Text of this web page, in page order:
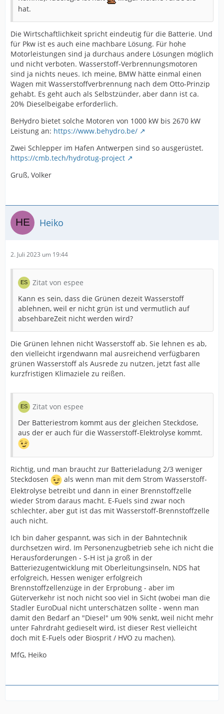
hat.
Die Wirtschaftlichkeit spricht eindeutig für die Batterie. Und
für Pkw ist es auch eine machbare Lösung. Für hohe
Motorleistungen sind ja durchaus andere Lösungen möglich
und nicht verboten. Wasserstoff-Verbrennungsmotoren
sind ja nichts neues. Ich meine, BMW hätte einmal einen
Wagen mit Wasserstoffverbrennung nach dem Otto-Prinzip
gehabt. Es geht auch als Selbstzünder, aber dann ist ca.
20% Dieselbeigabe erforderlich.
BeHydro bietet solche Motoren von 1000 kW bis 2670 kW
Leistung an: https://www.behydro.be/
Zwei Schlepper im Hafen Antwerpen sind so ausgerüstet.
https://cmb.tech/hydrotug-project
Gruß, Volker
Heiko
2. Juli 2023 um 19:44
Zitat von espee
Kann es sein, dass die Grünen dezeit Wasserstoff
ablehnen, weil er nicht grün ist und vermutlich auf
absehbareZeit nicht werden wird?
Die Grünen lehnen nicht Wasserstoff ab. Sie lehnen es ab,
den vielleicht irgendwann mal ausreichend verfügbaren
grünen Wasserstoff als Ausrede zu nutzen, jetzt fast alle
kurzfristigen Klimaziele zu reißen.
Zitat von espee
Der Batteriestrom kommt aus der gleichen Steckdose,
aus der er auch für die Wasserstoff-Elektrolyse kommt.
Richtig, und man braucht zur Batterieladung 2/3 weniger
Steckdosen
als wenn man mit dem Strom Wasserstoff-
Elektrolyse betreibt und dann in einer Brennstoffzelle
wieder Strom daraus macht. E-Fuels sind zwar noch
schlechter, aber gut ist das mit Wasserstoff-Brennstoffzelle
auch nicht.
Ich bin daher gespannt, was sich in der Bahntechnik
durchsetzen wird. Im Personenzugbetrieb sehe ich nicht die
Herausforderungen - S-H ist ja groß in der
Batteriezugentwicklung mit Oberleitungsinseln, NDS hat
erfolgreich, Hessen weniger erfolgreich
Brennstoffzellenzüge in der Erprobung - aber im
Güterverkehr ist noch nicht soo viel in Sicht (wobei man die
Stadler EuroDual nicht unterschätzen sollte - wenn man
damit den Bedarf an "Diesel" um 90% senkt, weil nicht mehr
unter Fahrdraht gedieselt wird, ist dieser Rest vielleicht
doch mit E-Fuels oder Biosprit / HVO zu machen).
MfG, Heiko